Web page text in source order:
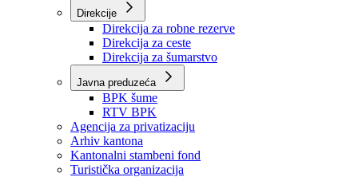
Direkcije
Direkcija za robne rezerve
Direkcija za ceste
Direkcija za šumarstvo
Javna preduzeća
BPK šume
RTV BPK
Agencija za privatizaciju
Arhiv kantona
Kantonalni stambeni fond
Turistička organizacija